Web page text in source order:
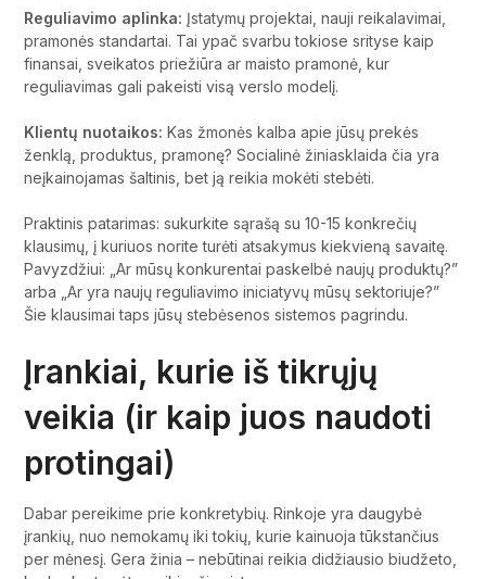
Reguliavimo aplinka: Įstatymų projektai, nauji reikalavimai,
pramonės standartai. Tai ypač svarbu tokiose srityse kaip
finansai, sveikatos priežiūra ar maisto pramonė, kur
reguliavimas gali pakeisti visą verslo modelį.
Klientų nuotaikos: Kas žmonės kalba apie jūsų prekės
ženklą, produktus, pramonę? Socialinė žiniasklaida čia yra
neįkainojamas šaltinis, bet ją reikia mokėti stebėti.
Praktinis patarimas: sukurkite sąrašą su 10-15 konkrečių
klausimų, į kuriuos norite turėti atsakymus kiekvieną savaitę.
Pavyzdžiui: „Ar mūsų konkurentai paskelbė naujų produktų?”
arba „Ar yra naujų reguliavimo iniciatyvų mūsų sektoriuje?”
Šie klausimai taps jūsų stebėsenos sistemos pagrindu.
Įrankiai, kurie iš tikrųjų
veikia (ir kaip juos naudoti
protingai)
Dabar pereikime prie konkretybių. Rinkoje yra daugybė
įrankių, nuo nemokamų iki tokių, kurie kainuoja tūkstančius
per mėnesį. Gera žinia – nebūtinai reikia didžiausio biudžeto,